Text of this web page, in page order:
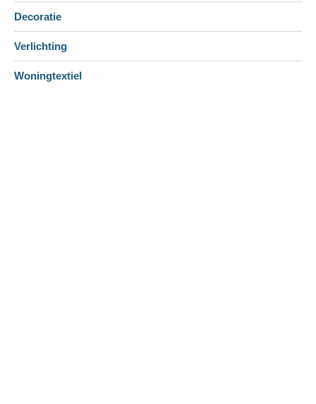
Decoratie
Verlichting
Woningtextiel